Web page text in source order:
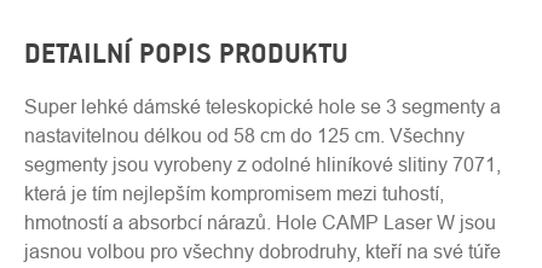
DETAILNÍ POPIS PRODUKTU
Super lehké dámské teleskopické hole se 3 segmenty a
nastavitelnou délkou od 58 cm do 125 cm. Všechny
segmenty jsou vyrobeny z odolné hliníkové slitiny 7071,
která je tím nejlepším kompromisem mezi tuhostí,
hmotností a absorbcí nárazů. Hole CAMP Laser W jsou
jasnou volbou pro všechny dobrodruhy, kteří na své túře